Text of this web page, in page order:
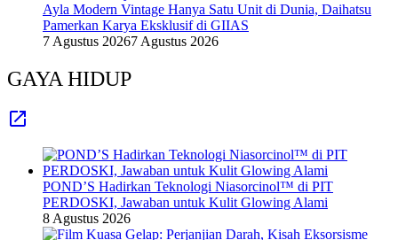
Ayla Modern Vintage Hanya Satu Unit di Dunia, Daihatsu
Pamerkan Karya Eksklusif di GIIAS
7 Agustus 20267 Agustus 2026
GAYA HIDUP
POND’S Hadirkan Teknologi Niasorcinol™ di PIT
PERDOSKI, Jawaban untuk Kulit Glowing Alami
8 Agustus 2026